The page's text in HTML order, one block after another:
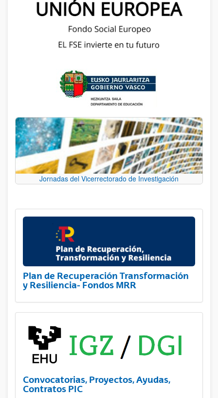
Jornadas del Vicerrectorado de Investigación
Plan de Recuperación Transformación
y Resiliencia- Fondos MRR
Convocatorias, Proyectos, Ayudas,
Contratos PIC